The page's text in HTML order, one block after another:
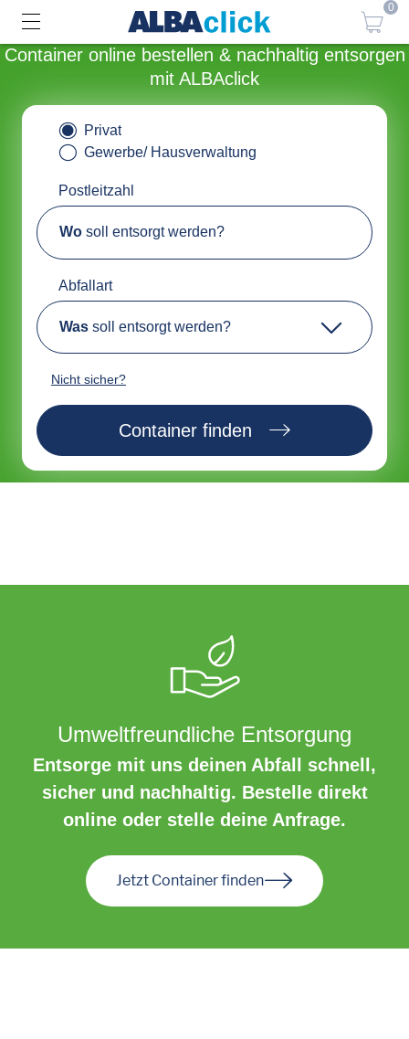
0
Container online bestellen & nachhaltig entsorgen
mit ALBAclick
Privat
Gewerbe/ Hausverwaltung
Postleitzahl
Wo soll entsorgt werden?
Abfallart
Was soll entsorgt werden?
Nicht sicher?
Container finden
Umweltfreundliche Entsorgung
Entsorge mit uns deinen Abfall schnell,
sicher und nachhaltig. Bestelle direkt
online oder stelle deine Anfrage.
Jetzt Container finden